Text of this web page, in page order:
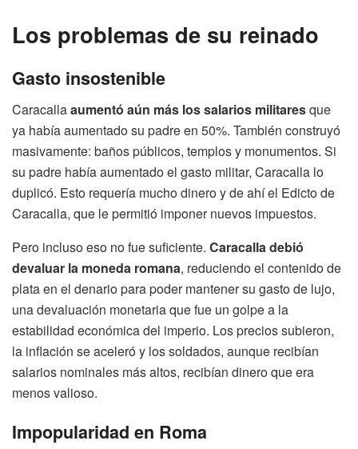
Los problemas de su reinado
Gasto insostenible
Caracallaaumentó aún más los salarios militaresque
ya había aumentado su padre en 50%. También construyó
masivamente: baños públicos, templos y monumentos. Si
su padre había aumentado el gasto militar, Caracalla lo
duplicó. Esto requería mucho dinero y de ahí el Edicto de
Caracalla, que le permitió imponer nuevos impuestos.
Pero incluso eso no fue suficiente. Caracalla debió
devaluar la moneda romana, reduciendo el contenido de
plata en el denario para poder mantener su gasto de lujo,
una devaluación monetaria que fue un golpe a la
estabilidad económica del imperio. Los precios subieron,
la inflación se aceleró y los soldados, aunque recibían
salarios nominales más altos, recibían dinero que era
menos valioso.
Impopularidad en Roma